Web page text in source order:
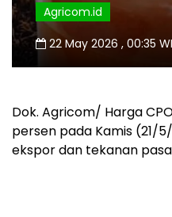
Agricom.id
22 May 2026 , 00:35
Dok. Agricom/ Harga
persen pada Kamis (21/
ekspor dan tekanan